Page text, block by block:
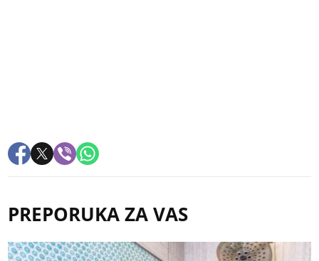
PREPORUKA ZA VAS